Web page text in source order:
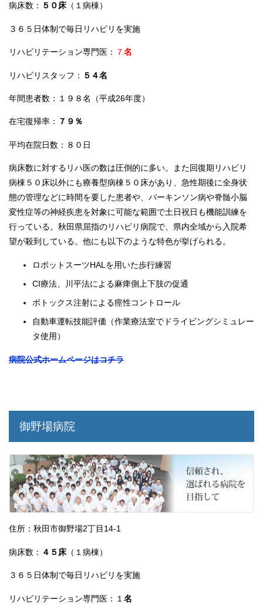
病床数： ５０床 （１病棟）
３６５日体制で毎日リハビリを実施
リハビリテーション専門医： ７名
リハビリスタッフ： ５４名
年間患者数：１９８名（平成26年度）
在宅復帰率： ７９％
平均在院日数：８０日
病床数に対するリハ医の数は圧倒的に多い。また回復期リハビリ
病棟５０床以外にも療養型病棟５０床があり、急性期後に全身状
態の管理などに時間を要した患者や、パーキンソン病や脊髄小脳
変性症等の神経疾患を対象に可能な範囲で土日祝日も機能訓練を
行っている。秋田県屈指のリハビリ病院で、県内全域から入院希
望が殺到している。他にも以下のような特色が挙げられる。
ロボットスーツHALを用いた歩行練習
CI療法、川平法による麻痺側上下肢の促通
ボトックス注射による痙性コントロール
自動車運転技能評価（作業療法室でドライビングシミュレー
タ使用）
病院公式ホームページはコチラ
御野場病院
住所：秋田市御野場2丁目14-1
病床数： ４５床 （１病棟）
３６５日体制で毎日リハビリを実施
リハビリテーション専門医：１ 名